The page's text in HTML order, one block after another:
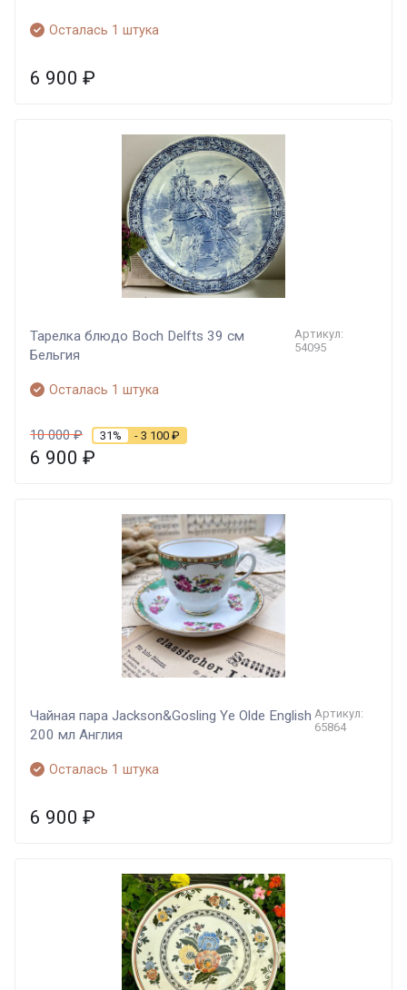
Осталась 1 штука
6 900 ₽
Тарелка блюдо Boch Delfts 39 см
Бельгия
Артикул:
54095
Осталась 1 штука
10 000₽ 31% - 3 100 ₽
6 900 ₽
Чайная пара Jackson&Gosling Ye Olde English
200 мл Англия
Артикул:
65864
Осталась 1 штука
6 900 ₽